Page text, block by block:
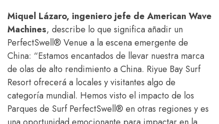
Miquel Lázaro, ingeniero jefe de American Wave
Machines, describe lo que significa añadir un
PerfectSwell® Venue a la escena emergente de
China: “Estamos encantados de llevar nuestra marca
de olas de alto rendimiento a China. Riyue Bay Surf
Resort ofrecerá a locales y visitantes algo de
categoría mundial. Hemos visto el impacto de los
Parques de Surf PerfectSwell® en otras regiones y es